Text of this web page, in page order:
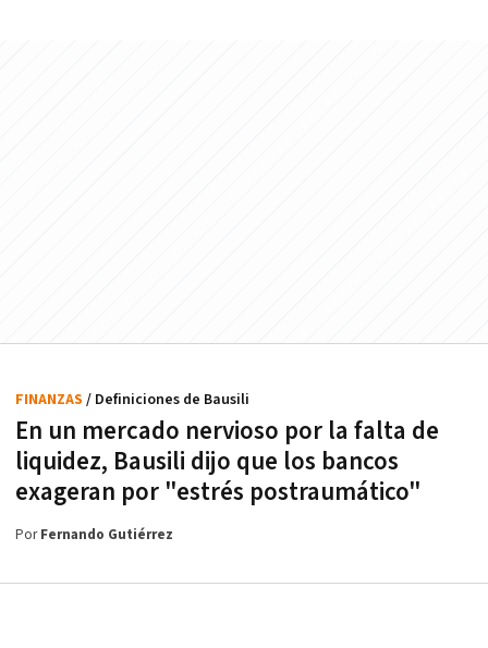
En un mercado nervioso por la falta de
liquidez, Bausili dijo que los bancos
exageran por "estrés postraumático"
FINANZAS / Definiciones de Bausili
PorFernando Gutiérrez